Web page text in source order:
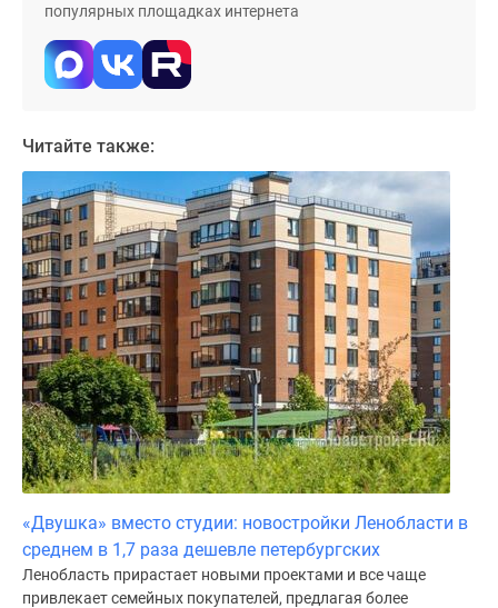
ипотека
акции
Рассрочка
популярных площадках интернета
Читайте также:
«Двушка» вместо студии: новостройки Ленобласти в
среднем в 1,7 раза дешевле петербургских
Ленобласть прирастает новыми проектами и все чаще
привлекает семейных покупателей, предлагая более